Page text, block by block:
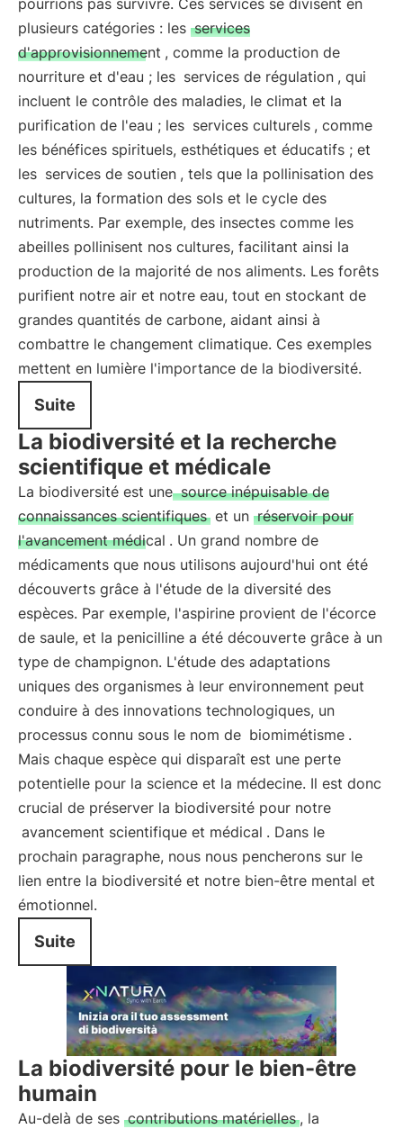
pourrions pas survivre. Ces services se divisent en
plusieurs catégories : les services
d'approvisionnement , comme la production de
nourriture et d'eau ; les services de régulation , qui
incluent le contrôle des maladies, le climat et la
purification de l'eau ; les services culturels , comme
les bénéfices spirituels, esthétiques et éducatifs ; et
les services de soutien , tels que la pollinisation des
cultures, la formation des sols et le cycle des
nutriments. Par exemple, des insectes comme les
abeilles pollinisent nos cultures, facilitant ainsi la
production de la majorité de nos aliments. Les forêts
purifient notre air et notre eau, tout en stockant de
grandes quantités de carbone, aidant ainsi à
combattre le changement climatique. Ces exemples
mettent en lumière l'importance de la biodiversité.
Suite
La biodiversité et la recherche
scientifique et médicale
La biodiversité est une source inépuisable de
connaissances scientifiques et un réservoir pour
l'avancement médical . Un grand nombre de
médicaments que nous utilisons aujourd'hui ont été
découverts grâce à l'étude de la diversité des
espèces. Par exemple, l'aspirine provient de l'écorce
de saule, et la penicilline a été découverte grâce à un
type de champignon. L'étude des adaptations
uniques des organismes à leur environnement peut
conduire à des innovations technologiques, un
processus connu sous le nom de biomimétisme .
Mais chaque espèce qui disparaît est une perte
potentielle pour la science et la médecine. Il est donc
crucial de préserver la biodiversité pour notre
avancement scientifique et médical . Dans le
prochain paragraphe, nous nous pencherons sur le
lien entre la biodiversité et notre bien-être mental et
émotionnel.
Suite
La biodiversité pour le bien-être
humain
Au-delà de ses contributions matérielles , la